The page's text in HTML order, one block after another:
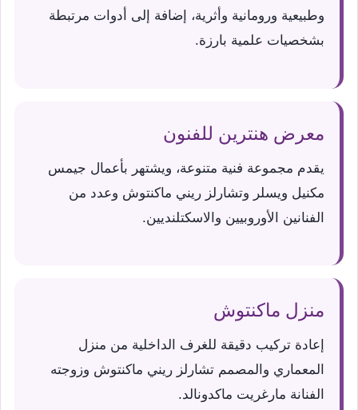
وطبيعية ورومانية وأثرية، إضافة إلى أدوات مرتبطة
بشخصيات علمية بارزة.
معرض هنترين للفنون
يقدم مجموعة فنية متنوعة، ويشتهر بأعمال جيمس
مكنيل ويسلر وتشارلز ريني ماكنتوش وعدد من
الفنانين الأوروبيين والاسكتلنديين.
منزل ماكنتوش
إعادة تركيب دقيقة للغرف الداخلية من منزل
المعماري والمصمم تشارلز ريني ماكنتوش وزوجته
الفنانة مارغريت ماكدونالد.